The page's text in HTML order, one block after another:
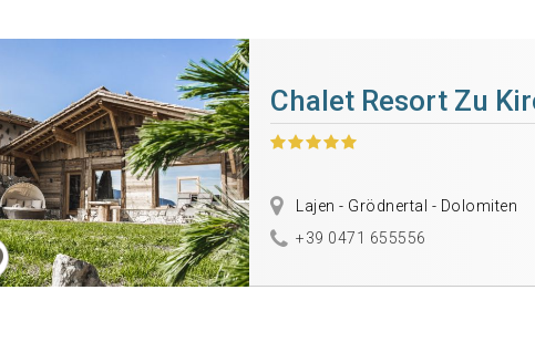
Chalet Resort Zu
Lajen - Grödnertal - Dolomiten
+39 0471 655556